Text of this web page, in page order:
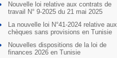
Nouvelle loi relative aux contrats de
travail N° 9-2025 du 21 mai 2025
La nouvelle loi N°41-2024 relative aux
chèques sans provisions en Tunisie
Nouvelles dispositions de la loi de
finances 2026 en Tunisie